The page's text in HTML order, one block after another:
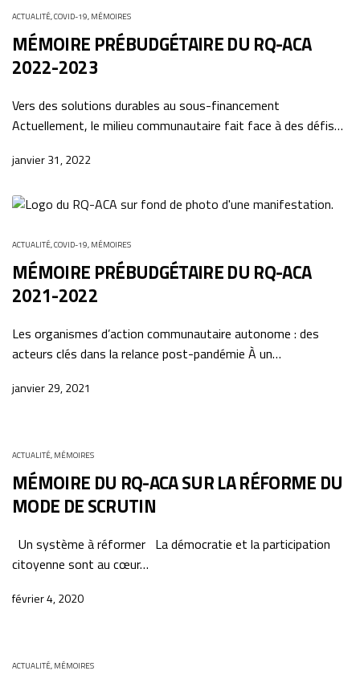
ACTUALITÉ,COVID-19, MÉMOIRES
MÉMOIRE PRÉBUDGÉTAIRE DU RQ-ACA
2022-2023
Vers des solutions durables au sous-financement
Actuellement, le milieu communautaire fait face à des défis…
janvier 31, 2022
ACTUALITÉ,COVID-19, MÉMOIRES
MÉMOIRE PRÉBUDGÉTAIRE DU RQ-ACA
2021-2022
Les organismes d’action communautaire autonome : des
acteurs clés dans la relance post-pandémie À un…
janvier 29, 2021
ACTUALITÉ, MÉMOIRES
MÉMOIRE DU RQ-ACA SUR LA RÉFORME DU
MODE DE SCRUTIN
Un système à réformer La démocratie et la participation
citoyenne sont au cœur…
février 4, 2020
ACTUALITÉ, MÉMOIRES